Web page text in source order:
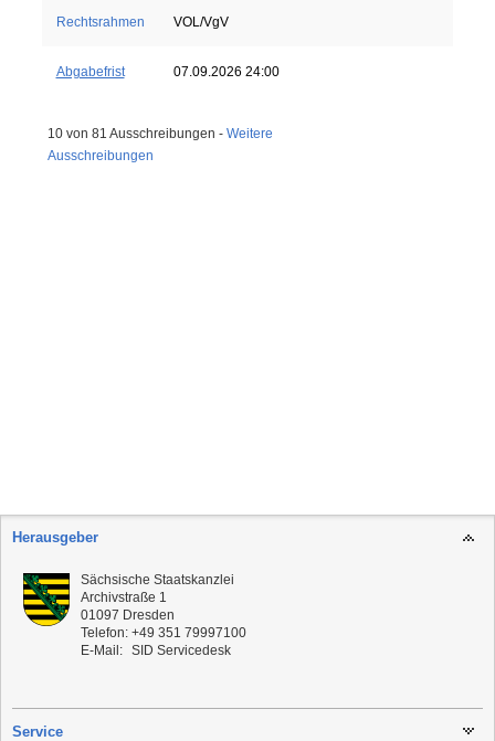
Rechtsrahmen VOL/VgV
Abgabefrist 07.09.2026 24:00
10 von 81 Ausschreibungen - Weitere
Ausschreibungen
Herausgeber
Sächsische Staatskanzlei
Archivstraße 1
01097 Dresden
Telefon: +49 351 79997100
E-Mail: SID Servicedesk
Service